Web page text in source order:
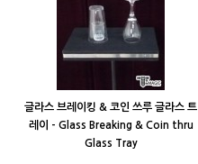
글라스 브레이킹 & 코인 쓰루 글라스 트
레이 - Glass Breaking & Coin thru
Glass Tray